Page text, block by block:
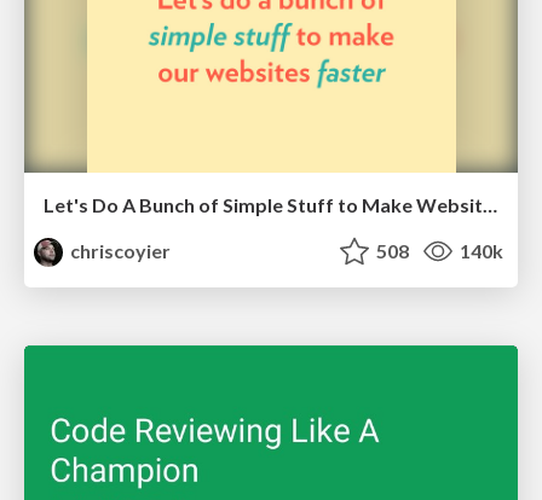
Let's Do A Bunch of Simple Stuff to Make Websites Faster
chriscoyier
508 140k